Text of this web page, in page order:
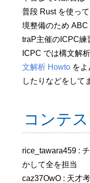
普段 Rust を使っ
境整備のため ABC
traP主催のICPC練
ICPC では構文解
文解析 Howtoをよ
したりなどをして
コンテ
rice_tawara459 :
かして全を担当
caz37OwO : 天才